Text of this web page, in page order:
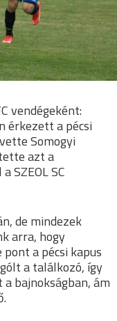
vendégeként:
érkezett a pécsi
Somogyi
azt a
SZEOL SC
de mindezek
arra, hogy
a pécsi kapus
a találkozó, így
bajnokságban, ám